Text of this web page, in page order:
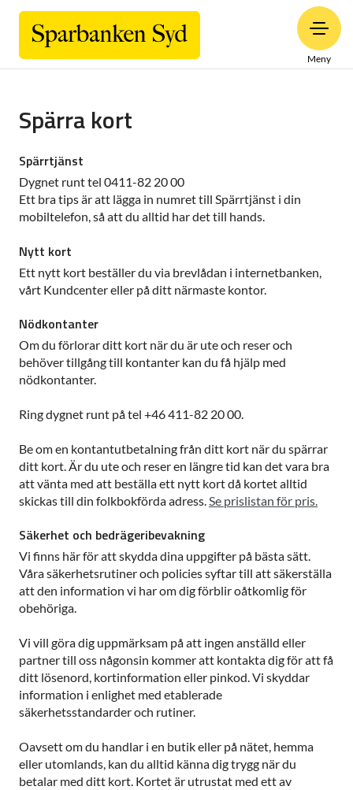
Meny
Spärra kort
Spärrtjänst
Dygnet runt tel 0411-82 20 00
Ett bra tips är att lägga in numret till Spärrtjänst i din
mobiltelefon, så att du alltid har det till hands.
Nytt kort
Ett nytt kort beställer du via brevlådan i internetbanken,
vårt Kundcenter eller på ditt närmaste kontor.
Nödkontanter
Om du förlorar ditt kort när du är ute och reser och
behöver tillgång till kontanter kan du få hjälp med
nödkontanter.
Ring dygnet runt på tel +46 411-82 20 00.
Be om en kontantutbetalning från ditt kort när du spärrar
ditt kort. Är du ute och reser en längre tid kan det vara bra
att vänta med att beställa ett nytt kort då kortet alltid
skickas till din folkbokförda adress.Se prislistan för pris.
Säkerhet och bedrägeribevakning
Vi finns här för att skydda dina uppgifter på bästa sätt.
Våra säkerhetsrutiner och policies syftar till att säkerställa
att den information vi har om dig förblir oåtkomlig för
obehöriga.
Vi vill göra dig uppmärksam på att ingen anställd eller
partner till oss någonsin kommer att kontakta dig för att få
ditt lösenord, kortinformation eller pinkod. Vi skyddar
information i enlighet med etablerade
säkerhetsstandarder och rutiner.
Oavsett om du handlar i en butik eller på nätet, hemma
eller utomlands, kan du alltid känna dig trygg när du
betalar med ditt kort. Kortet är utrustat med ett av